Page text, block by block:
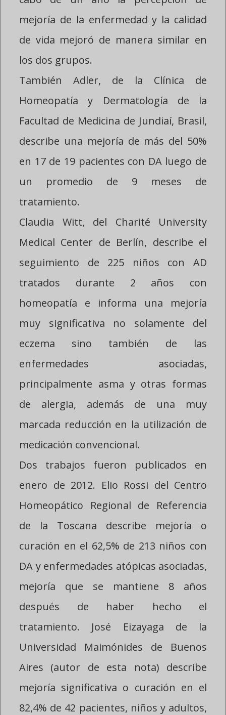
mejoría de la enfermedad y la calidad
de vida mejoró de manera similar en
los dos grupos.
También Adler, de la Clínica de
Homeopatía y Dermatología de la
Facultad de Medicina de Jundiaí, Brasil,
describe una mejoría de más del 50%
en 17 de 19 pacientes con DA luego de
un promedio de 9 meses de
tratamiento.
Claudia Witt, del Charité University
Medical Center de Berlín, describe el
seguimiento de 225 niños con AD
tratados durante 2 años con
homeopatía e informa una mejoría
muy significativa no solamente del
eczema sino también de las
enfermedades asociadas,
principalmente asma y otras formas
de alergia, además de una muy
marcada reducción en la utilización de
medicación convencional.
Dos trabajos fueron publicados en
enero de 2012. Elio Rossi del Centro
Homeopático Regional de Referencia
de la Toscana describe mejoría o
curación en el 62,5% de 213 niños con
DA y enfermedades atópicas asociadas,
mejoría que se mantiene 8 años
después de haber hecho el
tratamiento. José Eizayaga de la
Universidad Maimónides de Buenos
Aires (autor de esta nota) describe
mejoría significativa o curación en el
82,4% de 42 pacientes, niños y adultos,